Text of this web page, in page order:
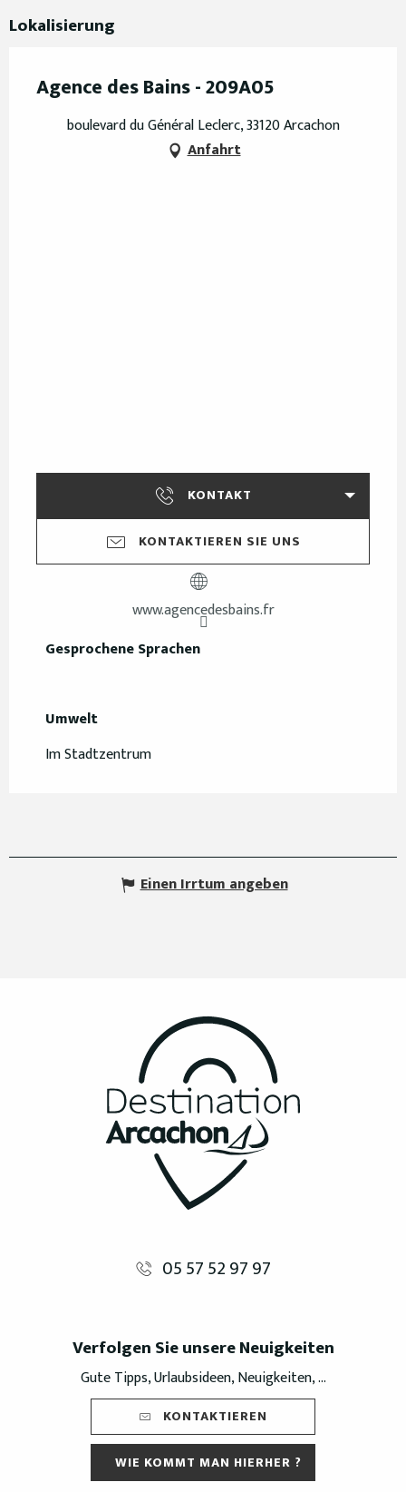
Lokalisierung
Agence des Bains - 209A05
boulevard du Général Leclerc, 33120 Arcachon
Anfahrt
KONTAKT
KONTAKTIEREN SIE UNS
www.agencedesbains.fr
Gesprochene Sprachen
Gesprochene Sprachen
Umwelt
Umwelt
Im Stadtzentrum
Einen Irrtum angeben
05 57 52 97 97
Verfolgen Sie unsere Neuigkeiten
Gute Tipps, Urlaubsideen, Neuigkeiten, ...
KONTAKTIEREN
WIE KOMMT MAN HIERHER ?